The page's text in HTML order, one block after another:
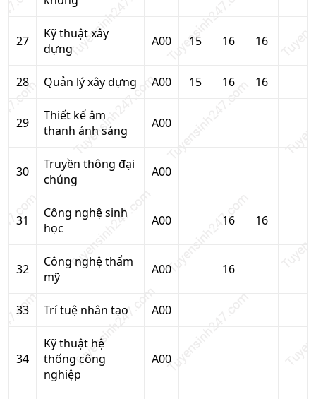
27
Kỹ thuật xây
dựng
A00 15 16 16
28 Quản lý xây dựng A00 15 16 16
29
Thiết kế âm
thanh ánh sáng
A00
30
Truyền thông đại
chúng
A00
31
Công nghệ sinh
học
A00 16 16
32
Công nghệ thẩm
mỹ
A00 16
33 Trí tuệ nhân tạo A00
34
Kỹ thuật hệ
thống công
nghiệp
A00